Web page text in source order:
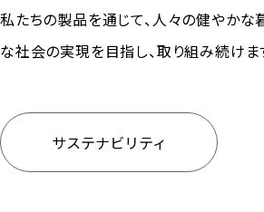
私たちの製品を通じて、人々の健やかな
な社会の実現を目指し、取り組み続けま
サステナビリティ